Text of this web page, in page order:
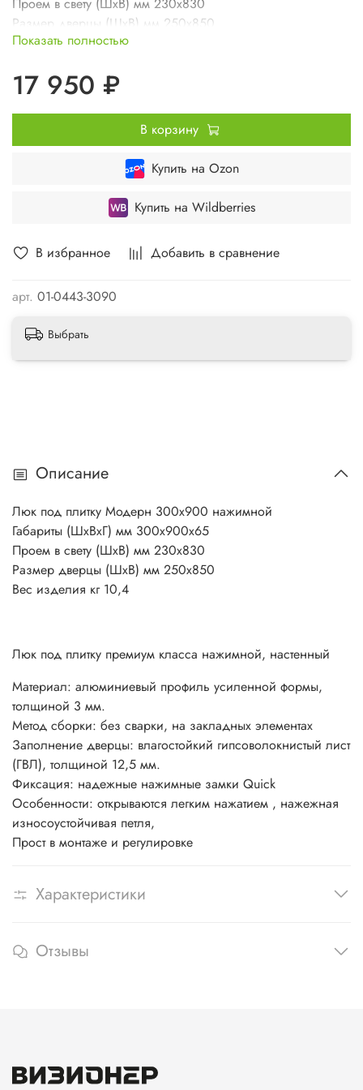
В избранное Добавить в сравнение
арт. 01-0443-3090
Размер дверцы (ШхВ) мм 250х850
Вес изделия кг 10,4
Показать полностью
17 950 ₽
В корзину
Купить на Ozon
Купить на Wildberries
Выбрать
Описание
Люк под плитку Модерн 300х900 нажимной
Габариты (ШхВхГ) мм 300х900х65
Проем в свету (ШхВ) мм 230х830
Размер дверцы (ШхВ) мм 250х850
Вес изделия кг 10,4
Люк под плитку премиум класса нажимной, настенный
Материал: алюминиевый профиль усиленной формы,
толщиной 3 мм.
Метод сборки: без сварки, на закладных элементах
Заполнение дверцы: влагостойкий гипсоволокнистый лист
(ГВЛ), толщиной 12,5 мм.
Фиксация: надежные нажимные замки Quick
Особенности: открываются легким нажатием , нажежная
износоустойчивая петля,
Прост в монтаже и регулировке
Характеристики
Отзывы